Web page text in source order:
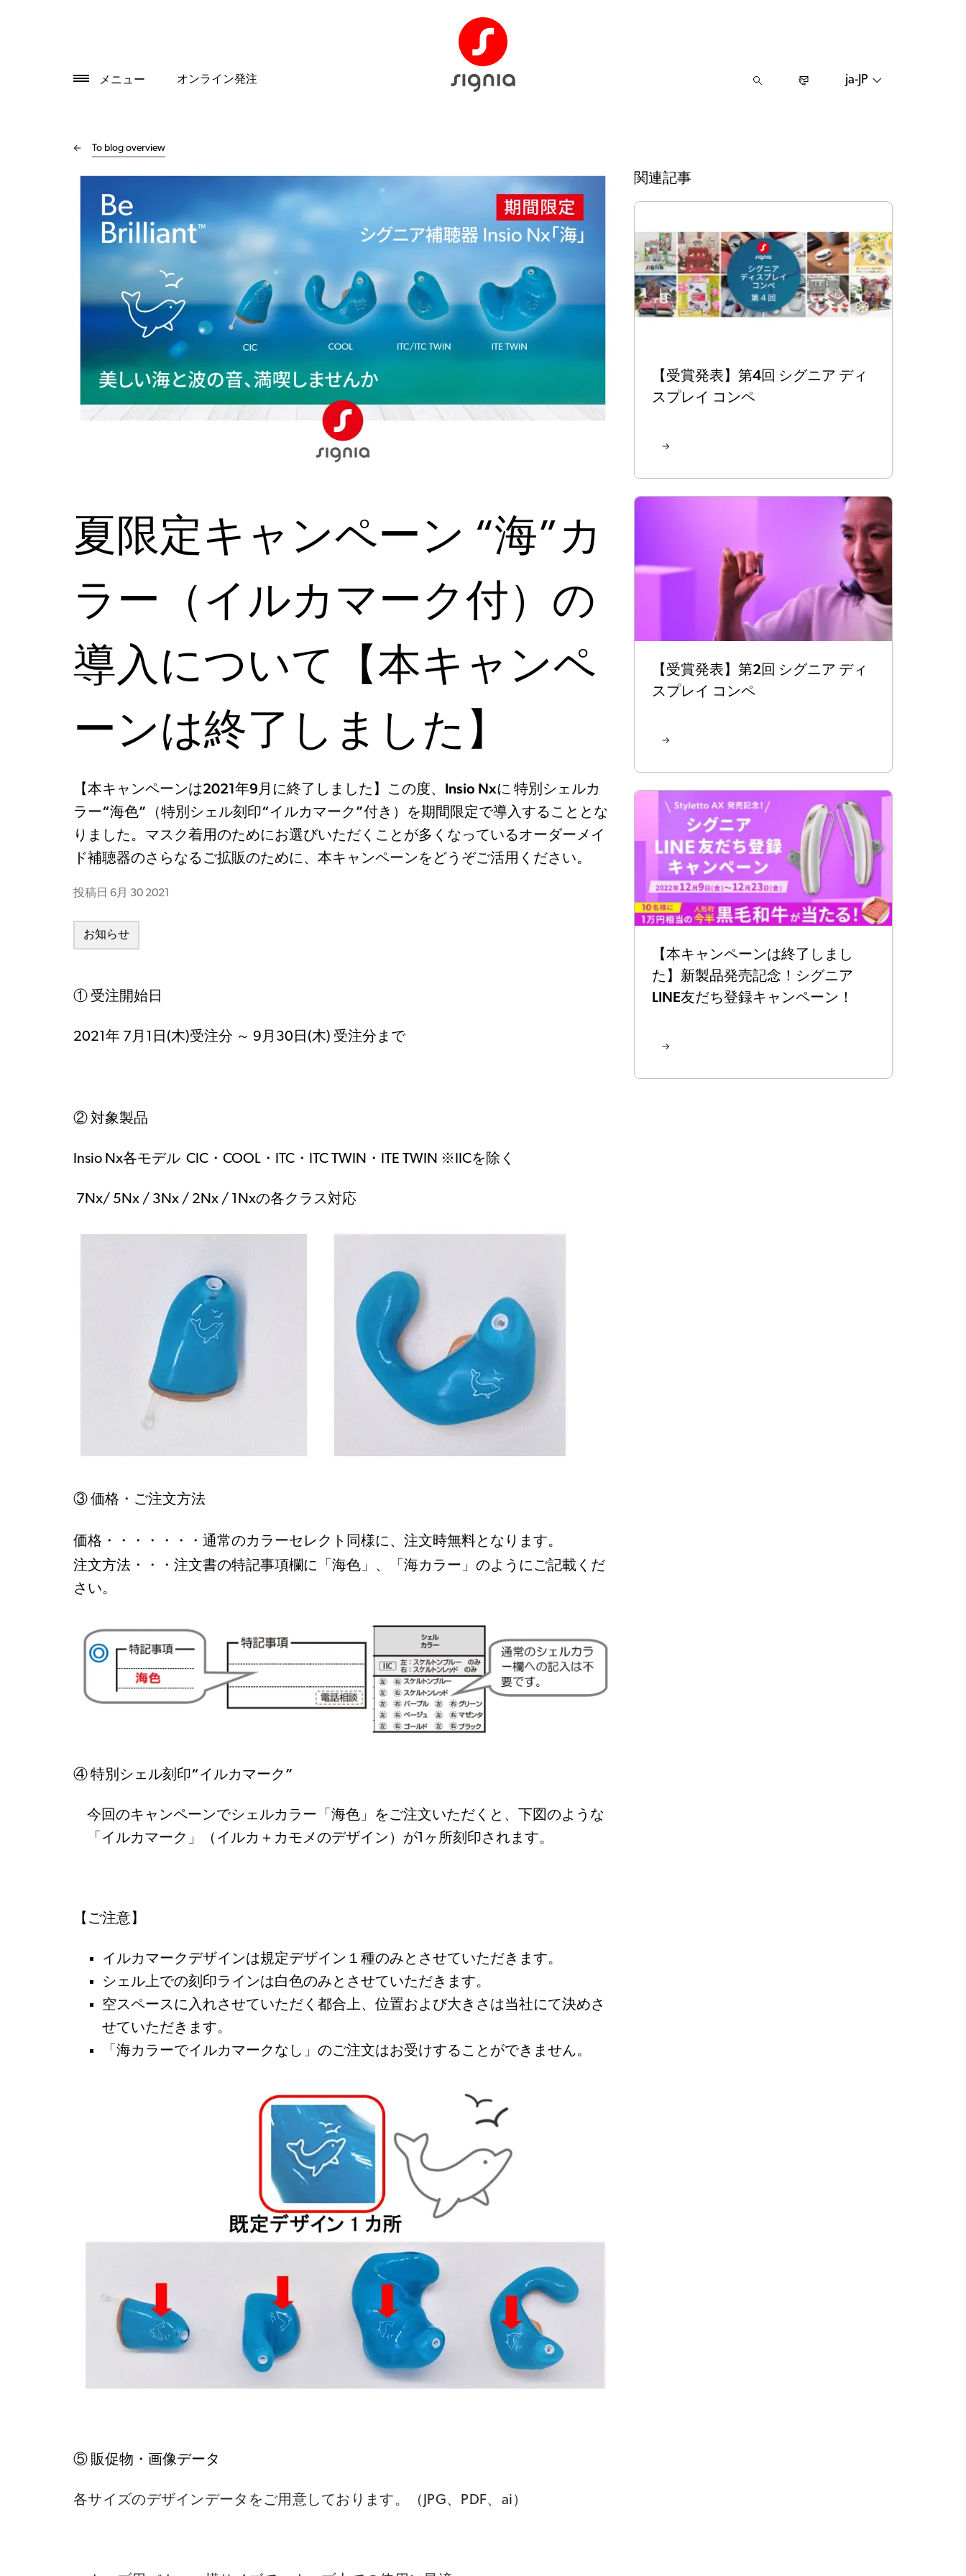
メニュー オンライン発注 ja-JP
To blog overview
夏限定キャンペーン “海”カ
ラー（イルカマーク付）の
導入について【本キャンペ
ーンは終了しました】
【本キャンペーンは2021年9月に終了しました】この度、Insio Nxに 特別シェルカ
ラー“海色”（特別シェル刻印“イルカマーク”付き）を期間限定で導入することとな
りました。マスク着用のためにお選びいただくことが多くなっているオーダーメイ
ド補聴器のさらなるご拡販のために、本キャンペーンをどうぞご活用ください。
投稿日 6月 30 2021
お知らせ
① 受注開始日
2021年 7月1日(木)受注分 ～ 9月30日(木) 受注分まで
② 対象製品
Insio Nx各モデル CIC・COOL・ITC・ITC TWIN・ITE TWIN ※IICを除く
7Nx/ 5Nx / 3Nx / 2Nx / 1Nxの各クラス対応
③価格・ご注文方法
価格・・・・・・・通常のカラーセレクト同様に、注文時無料となります。
注文方法・・・注文書の特記事項欄に
「海色」、「海カラー」 のようにご記載くだ
さい。
④特別シェル刻印“イルカマーク”
今回のキャンペーンでシェルカラー「海色」をご注文いただくと、下図のような
「イルカマーク」（イルカ＋カモメのデザイン）が1ヶ所刻印されます。
【ご注意】
イルカマークデザインは規定デザイン１種のみとさせていただきます。
シェル上での刻印ラインは白色のみとさせていただきます。
空スペースに入れさせていただく都合上、位置および大きさは当社にて決めさ
せていただきます。
「海カラーでイルカマークなし」のご注文はお受けすることができません。
⑤ 販促物・画像データ
各サイズのデザインデータをご用意しております。（JPG、PDF、ai）
関連記事
【受賞発表】第4回 シグニア ディ
スプレイ コンペ
【受賞発表】第2回 シグニア ディ
スプレイ コンペ
【本キャンペーンは終了しまし
た】新製品発売記念！シグニア
LINE友だち登録キャンペーン！